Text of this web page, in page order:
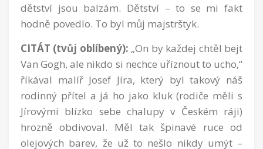
dětství jsou balzám. Dětství – to se mi fakt
hodně povedlo. To byl můj majstrštyk.
CITÁT (tvůj oblíbený): „On by každej chtěl bejt
Van Gogh, ale nikdo si nechce uříznout to ucho,“
říkával malíř Josef Jíra, který byl takový náš
rodinný přítel a já ho jako kluk (rodiče měli s
Jírovými blízko sebe chalupy v Českém ráji)
hrozně obdivoval. Měl tak špinavé ruce od
olejových barev, že už to nešlo nikdy umýt –